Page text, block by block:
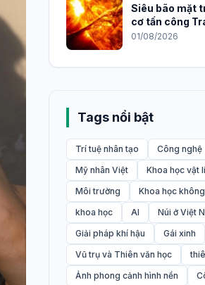
Siêu bão mặt
cơ tấn công
phòng chống
01/08/2026
Tags nổi bật
Trí tuệ nhân tạo
Công nghệ
Mỹ nhân Việt
Khoa học vật
Môi trường
Khoa học
khoa học
AI
Núi ở Việt
Giải pháp khí hậu
Gái xinh
Vũ trụ và Thiên văn học
Ảnh phong cảnh hình nền